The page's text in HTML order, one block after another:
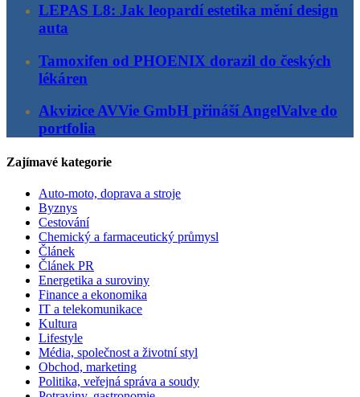
LEPAS L8: Jak leopardí estetika mění design
auta
Tamoxifen od PHOENIX dorazil do českých
lékáren
Akvizice AVVie GmbH přináší AngelValve do
portfolia
Zajímavé kategorie
Auto-moto, doprava a stroje
Byznys
Cestování
Chemický a farmaceutický průmysl
Článek
Článek PR
Energetika a suroviny
Finance a ekonomika
IT a telekomunikace
Kultura
Lifestyle
Média, společnost a životní styl
Obchod, marketing
Politika, veřejná správa a soudy